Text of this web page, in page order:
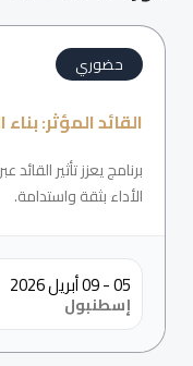
حضوري
القائد المؤثر:
برنامج يعزز تأثير
الأداء بثقة واستدامة.
05 - 09 أبريل 2026
إسطنبول